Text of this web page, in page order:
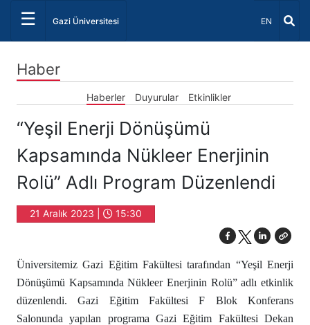
☰ Gazi Üniversitesi Dil Seçiniz
EN
Haber
Haberler Duyurular Etkinlikler
“Yeşil Enerji Dönüşümü
Kapsamında Nükleer Enerjinin
Rolü” Adlı Program Düzenlendi
21 Aralık 2023 | 15:30
Üniversitemiz Gazi Eğitim Fakültesi tarafından “Yeşil Enerji
Dönüşümü Kapsamında Nükleer Enerjinin Rolü” adlı etkinlik
düzenlendi. Gazi Eğitim Fakültesi F Blok Konferans
Salonunda yapılan programa Gazi Eğitim Fakültesi Dekan